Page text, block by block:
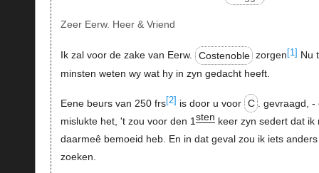
Zeer Eerw. Heer & Vriend
Ik zal voor de zake van Eerw. Costenoble zorgen [1] Nu
minsten weten wy wat hy in zyn gedacht heeft.
Eene beurs van 250 frs[2] is door u voor C
. gevraagd, -
mislukte het, 't zou voor den 1stenkeer zyn sedert dat ik
daarmeê bemoeid heb. En in dat geval zou ik iets anders
zoeken.